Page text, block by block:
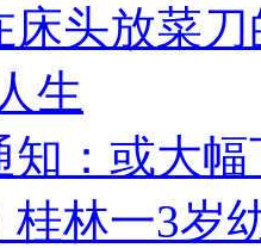
床头放菜
生
知：或大
桂林一3岁